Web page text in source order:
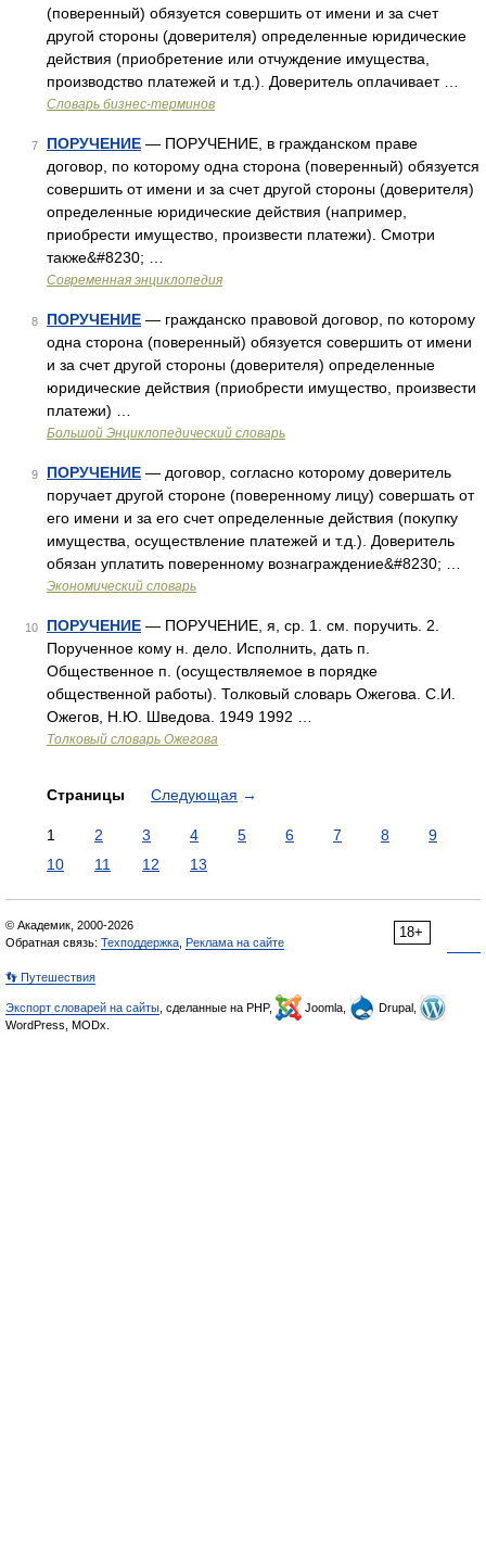
(поверенный) обязуется совершить от имени и за счет
другой стороны (доверителя) определенные юридические
действия (приобретение или отчуждение имущества,
производство платежей и т.д.). Доверитель оплачивает …
Словарь бизнес-терминов
7 ПОРУЧЕНИЕ — ПОРУЧЕНИЕ, в гражданском праве
договор, по которому одна сторона (поверенный) обязуется
совершить от имени и за счет другой стороны (доверителя)
определенные юридические действия (например,
приобрести имущество, произвести платежи). Смотри
также&#8230; …
Современная энциклопедия
8 ПОРУЧЕНИЕ — гражданско правовой договор, по которому
одна сторона (поверенный) обязуется совершить от имени
и за счет другой стороны (доверителя) определенные
юридические действия (приобрести имущество, произвести
платежи) …
Большой Энциклопедический словарь
9 ПОРУЧЕНИЕ — договор, согласно которому доверитель
поручает другой стороне (поверенному лицу) совершать от
его имени и за его счет определенные действия (покупку
имущества, осуществление платежей и т.д.). Доверитель
обязан уплатить поверенному вознаграждение&#8230; …
Экономический словарь
10 ПОРУЧЕНИЕ — ПОРУЧЕНИЕ, я, ср. 1. см. поручить. 2.
Порученное кому н. дело. Исполнить, дать п.
Общественное п. (осуществляемое в порядке
общественной работы). Толковый словарь Ожегова. С.И.
Ожегов, Н.Ю. Шведова. 1949 1992 …
Толковый словарь Ожегова
Страницы Следующая →
1 2 3 4 5 6 7 8
9
10
11 12 13
18+
© Академик, 2000-2026
Обратная связь: Техподдержка Реклама на сайте
👣 Путешествия
Экспорт словарей на сайты , сделанные на PHP, Joomla,
Drupal,
WordPress, MODx.